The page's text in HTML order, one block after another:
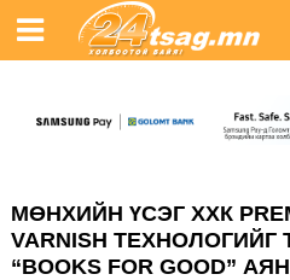
МӨНХИЙН ҮСЭГ ХХК
VARNISH
“BOOKS FOR GOOD”